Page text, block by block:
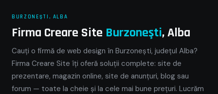
BURZONEŞTI, ALBA
Firma Creare Site Burzoneşti, Alba
Cauți o firmă de web design în Burzoneşti, județul Alba?
Firma Creare Site îți oferă soluții complete: site de
prezentare, magazin online, site de anunțuri, blog sau
forum — toate la cheie și la cele mai bune prețuri. Lucrăm